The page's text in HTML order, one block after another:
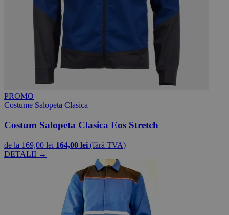
PROMO
Costume Salopeta Clasica
Costum Salopeta Clasica Eos Stretch
de la 169,00 lei 164,00 lei (fără TVA)
DETALII →